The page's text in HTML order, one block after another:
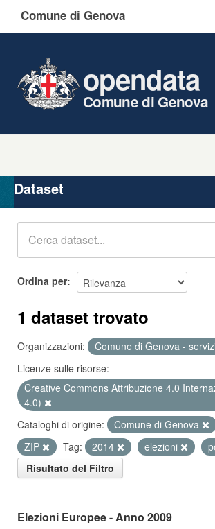
Comune di Genova
opendata
Comune di Genova
Organizzazioni
Gruppi
Dataset
Ordina per
1 dataset trovato
Organizzazioni:
Comune di Genova -
Licenze sulle risorse:
Creative Commons Attribuzione 4.0
4.0)
Cataloghi di origine:
Comune di Genova
ZIP
Tag: 2014 elezioni
Risultato del Filtro
Elezioni Europee - Anno 2009